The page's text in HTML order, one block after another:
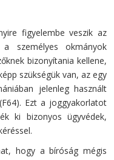
figyelembe veszik az
személyes okmányok
bizonyítania kellene,
szükségük van, az egy
jelenleg használt
Ezt a joggyakorlatot
ki bizonyos ügyvédek,
hogy a bíróság mégis